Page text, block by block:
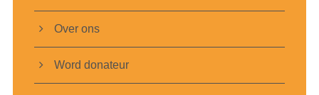
Over ons
Word donateur